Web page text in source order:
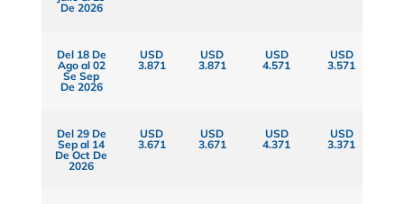
De 2026
Del 18 De
Ago al 02
Se Sep
De 2026
USD
3.871
USD
3.871
USD
4.571
USD
3.571
Del 29 De
Sep al 14
De Oct De
2026
USD
3.671
USD
3.671
USD
4.371
USD
3.371